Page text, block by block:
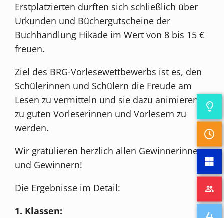
Erstplatzierten durften sich schließlich über
Urkunden und Büchergutscheine der
Buchhandlung Hikade im Wert von 8 bis 15 €
freuen.
Ziel des BRG-Vorlesewettbewerbs ist es, den
Schülerinnen und Schülern die Freude am
Lesen zu vermitteln und sie dazu animieren,
zu guten Vorleserinnen und Vorlesern zu
werden.
Wir gratulieren herzlich allen Gewinnerinnen
und Gewinnern!
Die Ergebnisse im Detail:
1. Klassen: